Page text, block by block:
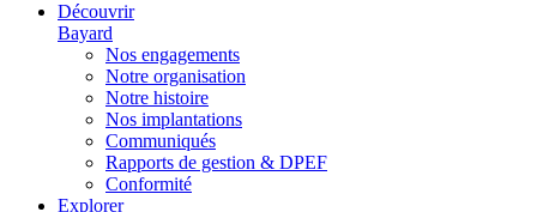
Découvrir
Bayard
Nos engagements
Notre organisation
Notre histoire
Nos implantations
Communiqués
Rapports de gestion & DPEF
Conformité
Explorer